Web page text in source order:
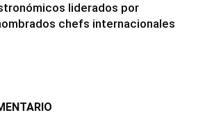
liderados por
chefs internacionales